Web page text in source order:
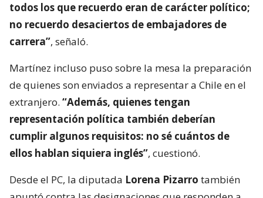
todos los que recuerdo eran de carácter político;
no recuerdo desaciertos de embajadores de
carrera”, señaló.
Martínez incluso puso sobre la mesa la preparación
de quienes son enviados a representar a Chile en el
extranjero. “Además, quienes tengan
representación política también deberían
cumplir algunos requisitos: no sé cuántos de
ellos hablan siquiera inglés”, cuestionó.
Desde el PC, la diputada Lorena Pizarro también